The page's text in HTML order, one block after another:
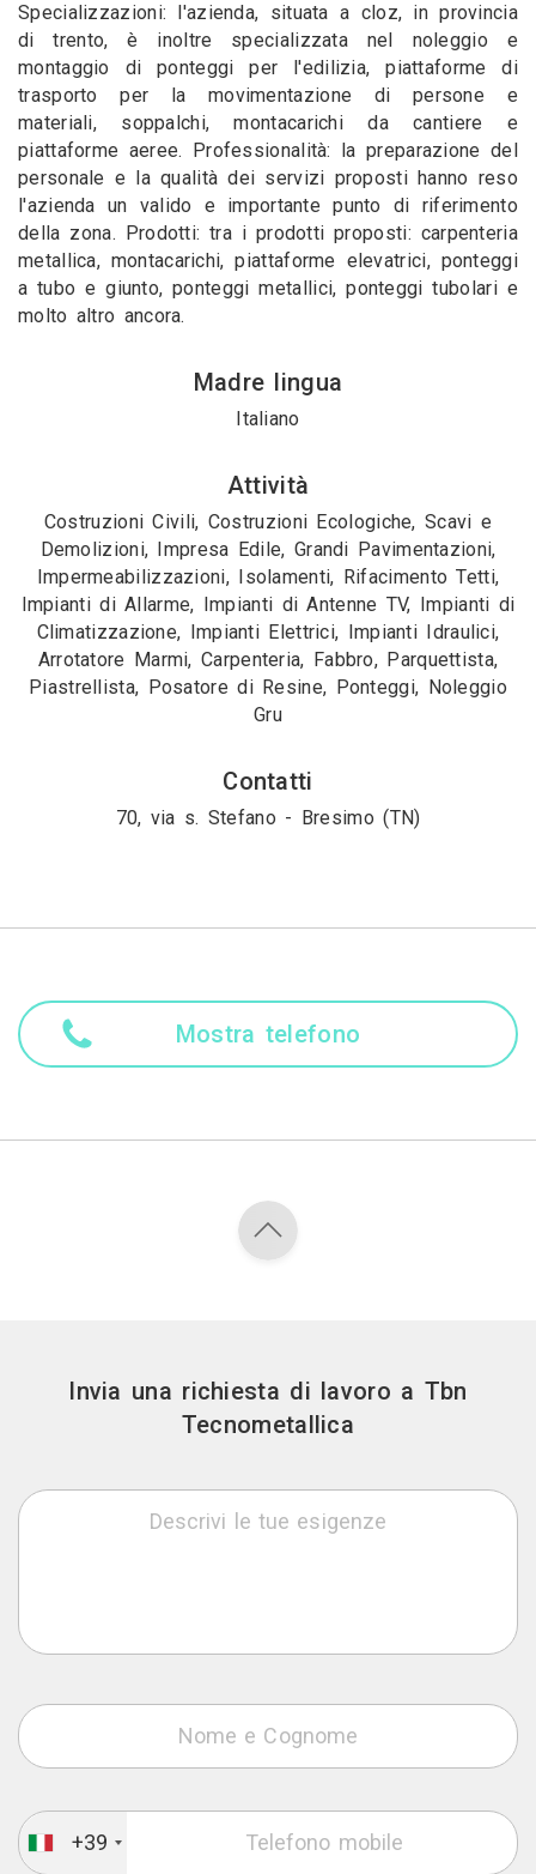
Specializzazioni: l'azienda, situata a cloz, in provincia
di trento, è inoltre specializzata nel noleggio e
montaggio di ponteggi per l'edilizia, piattaforme di
trasporto per la movimentazione di persone e
materiali, soppalchi, montacarichi da cantiere e
piattaforme aeree. Professionalità: la preparazione del
personale e la qualità dei servizi proposti hanno reso
l'azienda un valido e importante punto di riferimento
della zona. Prodotti: tra i prodotti proposti: carpenteria
metallica, montacarichi, piattaforme elevatrici, ponteggi
a tubo e giunto, ponteggi metallici, ponteggi tubolari e
molto altro ancora.
Madre lingua
Italiano
Attività
Costruzioni Civili, Costruzioni Ecologiche, Scavi e
Demolizioni, Impresa Edile, Grandi Pavimentazioni,
Impermeabilizzazioni, Isolamenti, Rifacimento Tetti,
Impianti di Allarme, Impianti di Antenne TV, Impianti di
Climatizzazione, Impianti Elettrici, Impianti Idraulici,
Arrotatore Marmi, Carpenteria, Fabbro, Parquettista,
Piastrellista, Posatore di Resine, Ponteggi, Noleggio
Gru
Contatti
70, via s. Stefano - Bresimo (TN)
Mostra telefono
Invia una richiesta di lavoro a Tbn
Tecnometallica
+39